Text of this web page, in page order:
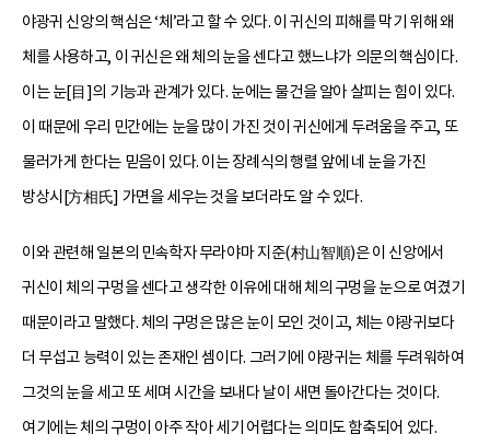
야광귀 신앙의 핵심은 ‘체’라고 할 수 있다. 이 귀신의 피해를 막기 위해 왜
체를 사용하고, 이 귀신은 왜 체의 눈을 센다고 했느냐가 의문의 핵심이다.
이는 눈[目]의 기능과 관계가 있다. 눈에는 물건을 알아 살피는 힘이 있다.
이 때문에 우리 민간에는 눈을 많이 가진 것이 귀신에게 두려움을 주고, 또
물러가게 한다는 믿음이 있다. 이는 장례식의 행렬 앞에 네 눈을 가진
방상시[方相氏] 가면을 세우는 것을 보더라도 알 수 있다.
이와 관련해 일본의 민속학자 무라야마 지준(村山智順)은 이 신앙에서
귀신이 체의 구멍을 센다고 생각한 이유에 대해 체의 구멍을 눈으로 여겼기
때문이라고 말했다. 체의 구멍은 많은 눈이 모인 것이고, 체는 야광귀보다
더 무섭고 능력이 있는 존재인 셈이다. 그러기에 야광귀는 체를 두려워하여
그것의 눈을 세고 또 세며 시간을 보내다 날이 새면 돌아간다는 것이다.
여기에는 체의 구멍이 아주 작아 세기 어렵다는 의미도 함축되어 있다.